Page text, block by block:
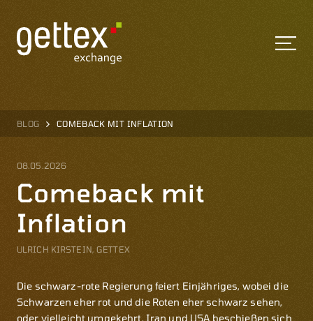
BLOG COMEBACK MIT INFLATION
08.05.2026
Comeback mit
Inflation
ULRICH KIRSTEIN, GETTEX
Die schwarz-rote Regierung feiert Einjähriges, wobei die
Schwarzen eher rot und die Roten eher schwarz sehen,
oder vielleicht umgekehrt. Iran und USA beschießen sich